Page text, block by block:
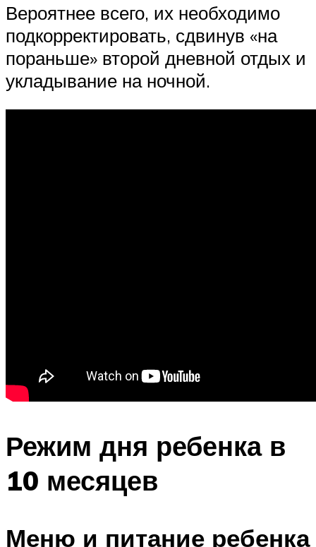
Вероятнее всего, их необходимо
подкорректировать, сдвинув «на
пораньше» второй дневной отдых и
укладывание на ночной.
Режим дня ребенка в
10 месяцев
Меню и питание ребенка